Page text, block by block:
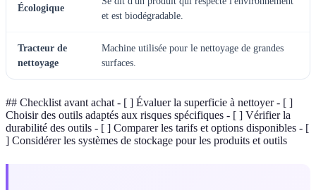
Écologique
et est biodégradable.
Tracteur de
nettoyage
Machine utilisée pour le nettoyage de grandes
surfaces.
## Checklist avant achat - [ ] Évaluer la superficie à nettoyer - [ ]
Choisir des outils adaptés aux risques spécifiques - [ ] Vérifier la
durabilité des outils - [ ] Comparer les tarifs et options disponibles - [
] Considérer les systèmes de stockage pour les produits et outils